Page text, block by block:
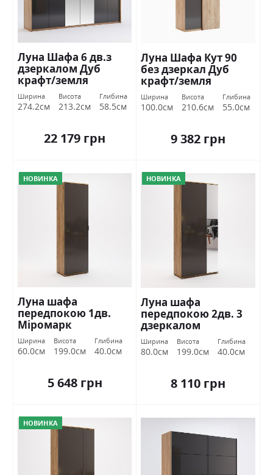
Луна Шафа 6 дв.з
дзеркалом Дуб
крафт/земля
Міромарк
Ширина
274.2см
Висота
213.2см
Глибина
58.5см
22 179 грн
Луна Шафа Кут 90
без дзеркал Дуб
крафт/земля
Міромарк
Ширина
100.0см
Висота
210.6см
Глибина
55.0см
9 382 грн
НОВИНКА
Луна шафа
передпокою 1дв.
Міромарк
Ширина
60.0см
Висота
199.0см
Глибина
40.0см
5 648 грн
НОВИНКА
Луна шафа
передпокою 2дв. 3
дзеркалом
Міромарк
Ширина
80.0см
Висота
199.0см
Глибина
40.0см
8 110 грн
НОВИНКА